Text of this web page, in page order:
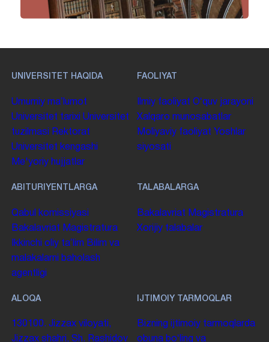
UNIVERSITET HAQIDA
Umumiy maʼlumot
Universitet tarixi Universitet
tuzilmasi Rektorat
Universitet kengashi
Me'yoriy hujjatlar
FAOLIYAT
Ilmiy faoliyat Oʻquv jarayoni
Xalqaro munosabatlar
Moliyaviy faoliyat Yoshlar
siyosati
ABITURIYENTLARGA
Qabul komissiyasi
Bakalavriat Magistratura
Ikkinchi oliy taʼlim Bilim va
malakalarni baholash
agentligi
TALABALARGA
Bakalavriat Magistratura
Xorijiy talabalar
ALOQA
130100. Jizzax viloyati,
Jizzax shahri, Sh. Rashidov
IJTIMOIY TARMOQLAR
Bizning ijtimoiy tarmoqlarda
obuna boʻling va